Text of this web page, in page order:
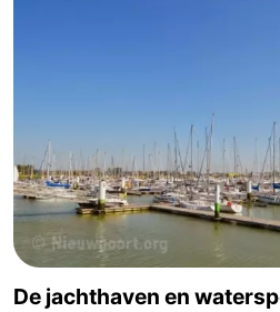
Medische
adressen
Regio
West-
De jachthaven en